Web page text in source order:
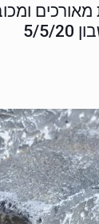
מאורכים
20